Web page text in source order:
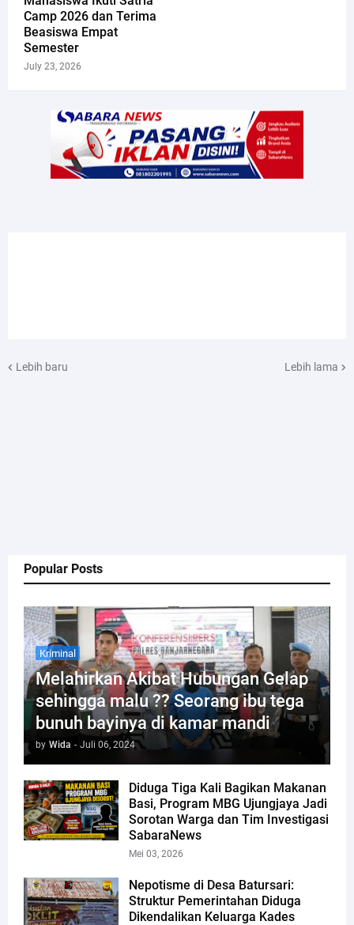
Popular Posts
Kriminal
Melahirkan Akibat Hubungan Gelap
sehingga malu ?? Seorang ibu tega
bunuh bayinya di kamar mandi
by Wida - Juli 06, 2024
Diduga Tiga Kali Bagikan Makanan
Basi, Program MBG Ujungjaya Jadi
Sorotan Warga dan Tim Investigasi
SabaraNews
Mei 03, 2026
Nepotisme di Desa Batursari:
Struktur Pemerintahan Diduga
Dikendalikan Keluarga Kades
Camp 2026 dan Terima
Beasiswa Empat
Semester
July 23, 2026
Lebih baru Lebih lama